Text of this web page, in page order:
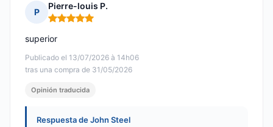
P
Pierre-louis P.
Nota: 5 de 5
Publicado el 13/07/2026 à 14h06
tras una compra de 31/05/2026
superior
Opinión traducida
Respuesta de John Steel